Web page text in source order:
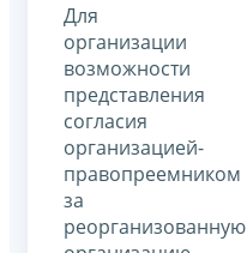
Для
организации
возможности
представления
согласия
организацией-
правопреемником
за
реорганизованную